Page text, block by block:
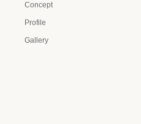
Concept
Profile
Gallery